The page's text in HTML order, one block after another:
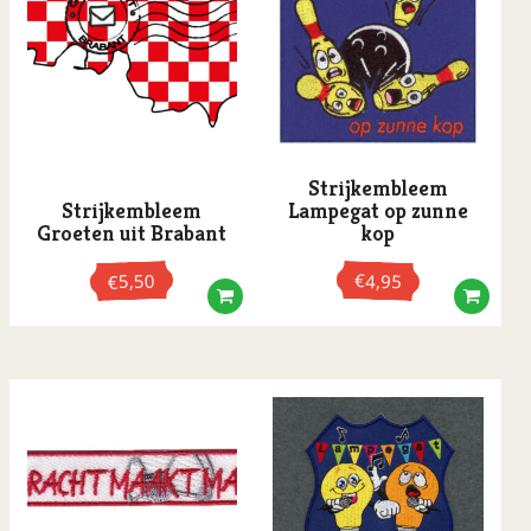
Tissueboxen
Toiletpapier
Wenskaarten
Strijkembleem
Groeten uit Brabant
€5,50
Strijkembleem
Lampegat op zunne
kop
€4,95